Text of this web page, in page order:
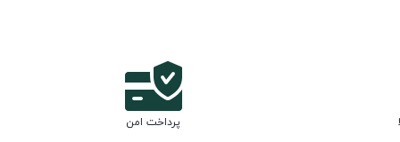
پرداخت امن